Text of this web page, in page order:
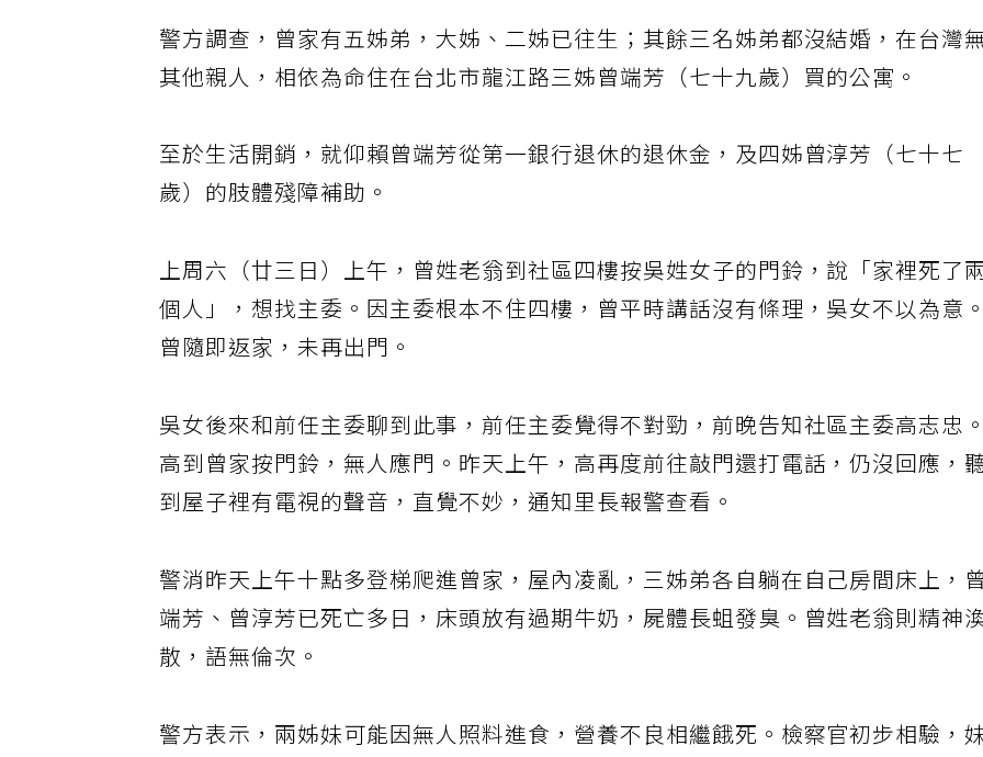
警方調查，曾家有五姊弟，大姊、二姊已往生；其餘三名姊弟都沒結婚，在台灣
其他親人，相依為命住在台北市龍江路三姊曾端芳（七十九歲）買的公寓。
至於生活開銷，就仰賴曾端芳從第一銀行退休的退休金，及四姊曾淳芳（七十七
歲）的肢體殘障補助。
上周六（廿三日）上午，曾姓老翁到社區四樓按吳姓女子的門鈴，說「家裡死了
個人」，想找主委。因主委根本不住四樓，曾平時講話沒有條理，吳女不以為意
曾隨即返家，未再出門。
吳女後來和前任主委聊到此事，前任主委覺得不對勁，前晚告知社區主委高志忠
高到曾家按門鈴，無人應門。昨天上午，高再度前往敲門還打電話，仍沒回應，
到屋子裡有電視的聲音，直覺不妙，通知里長報警查看。
警消昨天上午十點多登梯爬進曾家，屋內凌亂，三姊弟各自躺在自己房間床上，
端芳、曾淳芳已死亡多日，床頭放有過期牛奶，屍體長蛆發臭。曾姓老翁則精神
散，語無倫次。